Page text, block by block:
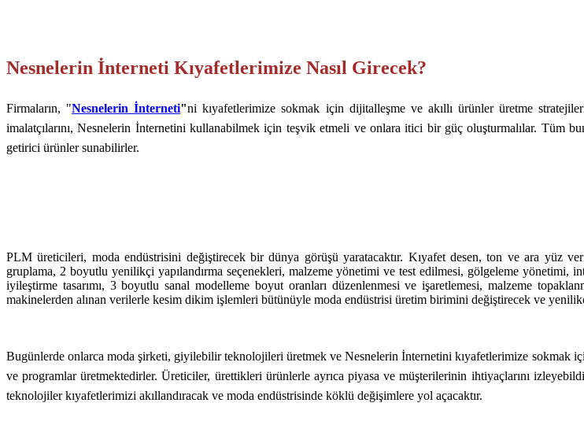
Nesnelerin İnterneti Kıyafetlerimize Nasıl Girecek?
Firmaların, "Nesnelerin İnterneti"ni kıyafetlerimize sokmak için dijitalleşme ve akıllı ürünler üretme
imalatçılarını, Nesnelerin İnternetini kullanabilmek için teşvik etmeli ve onlara itici bir güç oluşturmalılar.
getirici ürünler sunabilirler.
PLM üreticileri, moda endüstrisini değiştirecek bir dünya görüşü yaratacaktır. Kıyafet desen, ton ve ara yüz
gruplama, 2 boyutlu yenilikçi yapılandırma seçenekleri, malzeme yönetimi ve test edilmesi, gölgeleme yönetimi,
iyileştirme tasarımı, 3 boyutlu sanal modelleme boyut oranları düzenlenmesi ve işaretlemesi, malzeme
makinelerden alınan verilerle kesim dikim işlemleri bütünüyle moda endüstrisi üretim birimini değiştirecek ve
Bugünlerde onlarca moda şirketi, giyilebilir teknolojileri üretmek ve Nesnelerin İnternetini kıyafetlerimize sokmak
ve programlar üretmektedirler. Üreticiler, ürettikleri ürünlerle ayrıca piyasa ve müşterilerinin ihtiyaçlarını
teknolojiler kıyafetlerimizi akıllandıracak ve moda endüstrisinde köklü değişimlere yol açacaktır.